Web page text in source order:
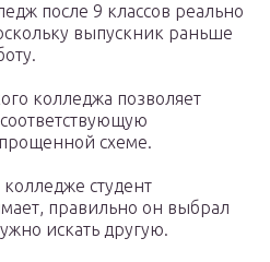
после 9 классов реально
выпускник раньше
колледжа позволяет
схеме.
студент
правильно он выбрал
искать другую.